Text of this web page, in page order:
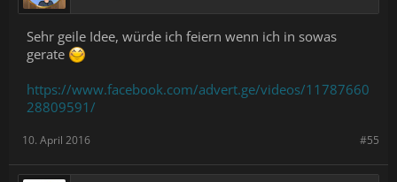
Sehr geile Idee, würde ich feiern wenn ich in sowas
gerate
https://www.facebook.com/advert.ge/videos/11787660
28809591/
#55
10. April 2016